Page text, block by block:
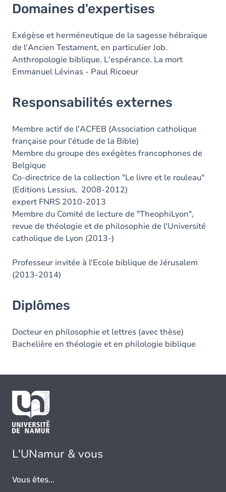
Domaines d'expertises
Exégèse et herméneutique de la sagesse hébraïque
de l'Ancien Testament, en particulier Job.
Anthropologie biblique. L'espérance. La mort
Emmanuel Lévinas - Paul Ricoeur
Responsabilités externes
Membre actif de l'ACFEB (Association catholique
française pour l'étude de la Bible)
Membre du groupe des exégètes francophones de
Belgique
Co-directrice de la collection "Le livre et le rouleau"
(Editions Lessius, 2008-2012)
expert FNRS 2010-2013
Membre du Comité de lecture de "TheophiLyon",
revue de théologie et de philosophie de l'Université
catholique de Lyon (2013-)
Professeur invitée à l'Ecole biblique de Jérusalem
(2013-2014)
Diplômes
Docteur en philosophie et lettres (avec thèse)
Bachelière en théologie et en philologie biblique
L'UNamur & vous
Vous êtes...